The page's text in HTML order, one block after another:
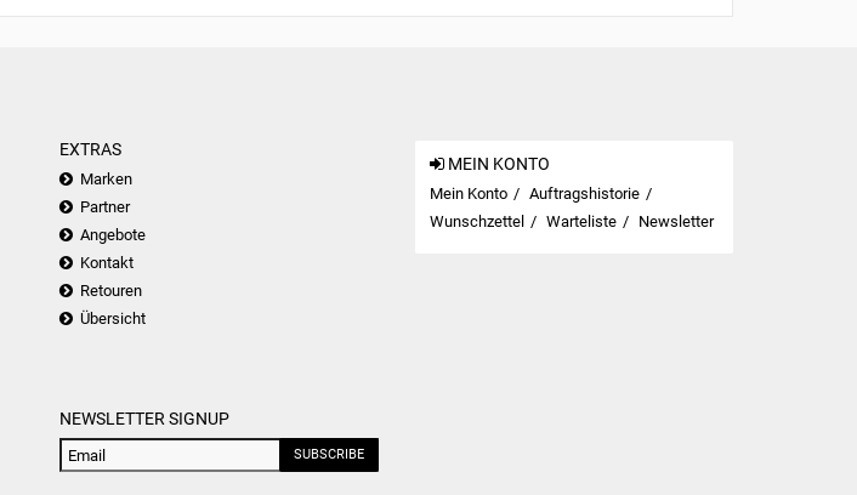
EXTRAS
Marken
Partner
Angebote
Kontakt
Retouren
Übersicht
NEWSLETTER SIGNUP
SUBSCRIBE
MEIN KONTO
Mein Konto
Auftragshistorie
Wunschzettel
Warteliste Newsletter